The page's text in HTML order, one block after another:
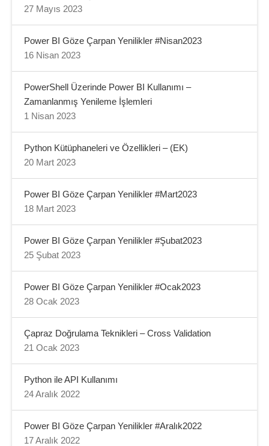
27 Mayıs 2023
Power BI Göze Çarpan Yenilikler #Nisan2023
16 Nisan 2023
PowerShell Üzerinde Power BI Kullanımı –
Zamanlanmış Yenileme İşlemleri
1 Nisan 2023
Python Kütüphaneleri ve Özellikleri – (EK)
20 Mart 2023
Power BI Göze Çarpan Yenilikler #Mart2023
18 Mart 2023
Power BI Göze Çarpan Yenilikler #Şubat2023
25 Şubat 2023
Power BI Göze Çarpan Yenilikler #Ocak2023
28 Ocak 2023
Çapraz Doğrulama Teknikleri – Cross Validation
21 Ocak 2023
Python ile API Kullanımı
24 Aralık 2022
Power BI Göze Çarpan Yenilikler #Aralık2022
17 Aralık 2022